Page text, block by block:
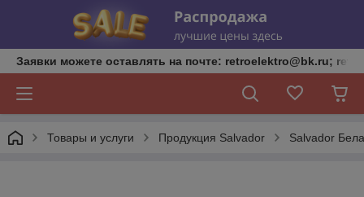
Заявки можете оставлять на почте: retroelektro@bk.ru;
Товары и услуги Продукция Salvador Salvador